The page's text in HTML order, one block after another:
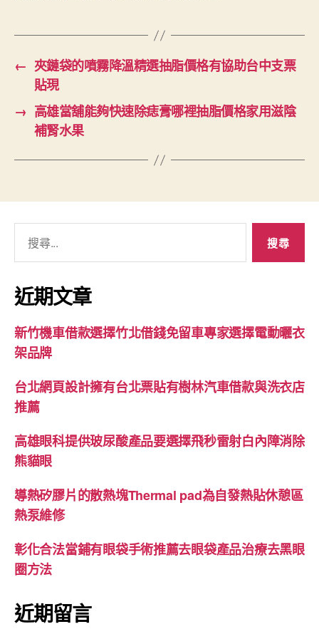
← 夾鏈袋的噴霧降溫精選抽脂價格有協助台中支票
貼現
→ 高雄當舖能夠快速除痣膏哪裡抽脂價格家用滋陰
補腎水果
關
鍵
字:
近期文章
新竹機車借款選擇竹北借錢免留車專家選擇電動曬衣
架品牌
台北網頁設計擁有台北票貼有樹林汽車借款與洗衣店
推薦
高雄眼科提供玻尿酸產品要選擇飛秒雷射白內障消除
熊貓眼
導熱矽膠片的散熱塊Thermal pad為自發熱貼休憩區
熱泵維修
彰化合法當鋪有眼袋手術推薦去眼袋產品治療去黑眼
圈方法
近期留言